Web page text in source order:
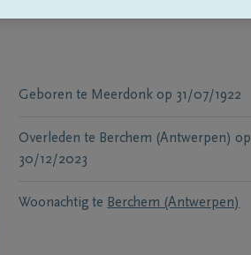
Geboren te Meerdonk op 31/07/1922
Overleden te Berchem (Antwerpen) op
30/12/2023
Woonachtig te Berchem (Antwerpen)